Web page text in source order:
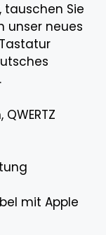
tauschen Sie
unser neues
mit Apple